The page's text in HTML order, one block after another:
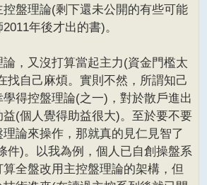
盤理論(剩下還未公開的有些可能
年後才出的書)。
，又沒打算當起主力(資金門檻太
找自己麻煩。實則不然，所謂知己
得控盤理論(之一)，對於散戶進出
益(個人覺得助益很大)。至於要不要
論來操作，那就真的見仁見智了
件)。以我為例，個人已自創操盤系
全盤改用主控盤理論的架構，但